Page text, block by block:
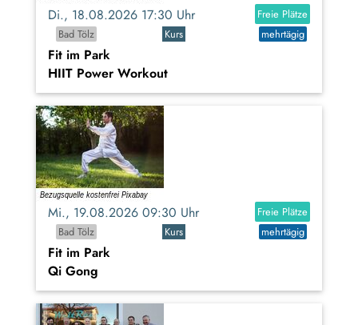
Di., 18.08.2026 17:30 Uhr
Freie Plätze
Bad Tölz
Kurs mehrtägig
Fit im Park
HIIT Power Workout
Mi., 19.08.2026 09:30 Uhr
Freie Plätze
Bad Tölz
Kurs mehrtägig
Fit im Park
Qi Gong